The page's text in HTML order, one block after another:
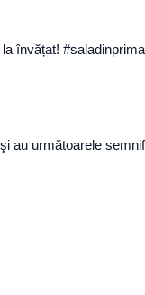
învățat! #saladinprima
au următoarele